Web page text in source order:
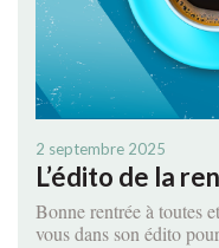
2 septembre 2025
L’édito de la
Bonne rentrée à toutes
vous dans son édito